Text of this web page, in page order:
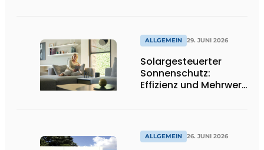
ALLGEMEIN 29. JUNI 2026
Solargesteuerter
Sonnenschutz:
Effizienz und Mehrwert
ALLGEMEIN 26. JUNI 2026